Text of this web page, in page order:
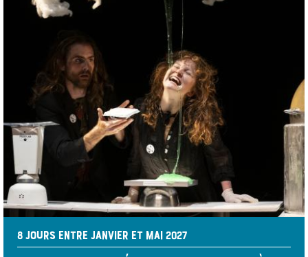
8 JOURS ENTRE JANVIER ET MAI 2027